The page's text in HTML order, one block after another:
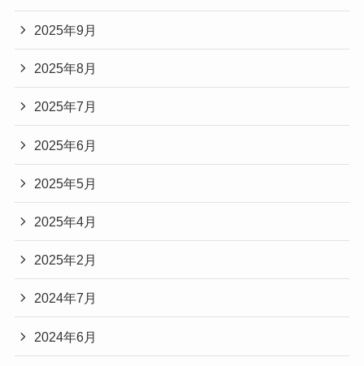
2025年9月
2025年8月
2025年7月
2025年6月
2025年5月
2025年4月
2025年2月
2024年7月
2024年6月